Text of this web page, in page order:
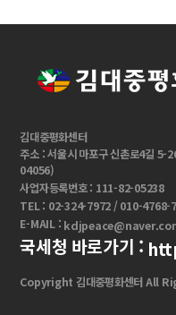
김대중평화센터
주소 : 서울시 마포구 신촌로4길 5-
04056)
사업자등록번호 : 111-82-05238
TEL : 02-324-7972 / 010-4768-
E-MAIL :
국세청 바로가기 :
Copyright 김대중평화센터 All